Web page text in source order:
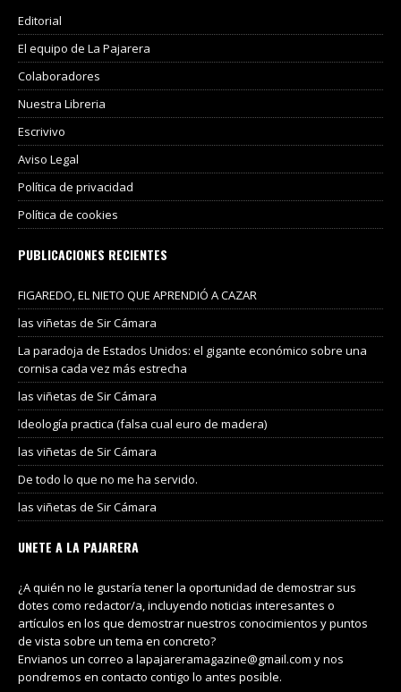
Editorial
El equipo de La Pajarera
Colaboradores
Nuestra Libreria
Escrivivo
Aviso Legal
Política de privacidad
Política de cookies
PUBLICACIONES RECIENTES
FIGAREDO, EL NIETO QUE APRENDIÓ A CAZAR
las viñetas de Sir Cámara
La paradoja de Estados Unidos: el gigante económico sobre una
cornisa cada vez más estrecha
las viñetas de Sir Cámara
Ideología practica (falsa cual euro de madera)
las viñetas de Sir Cámara
De todo lo que no me ha servido.
las viñetas de Sir Cámara
UNETE A LA PAJARERA
¿A quién no le gustaría tener la oportunidad de demostrar sus
dotes como redactor/a, incluyendo noticias interesantes o
artículos en los que demostrar nuestros conocimientos y puntos
de vista sobre un tema en concreto?
Envianos un correo a lapajareramagazine@gmail.com y nos
pondremos en contacto contigo lo antes posible.